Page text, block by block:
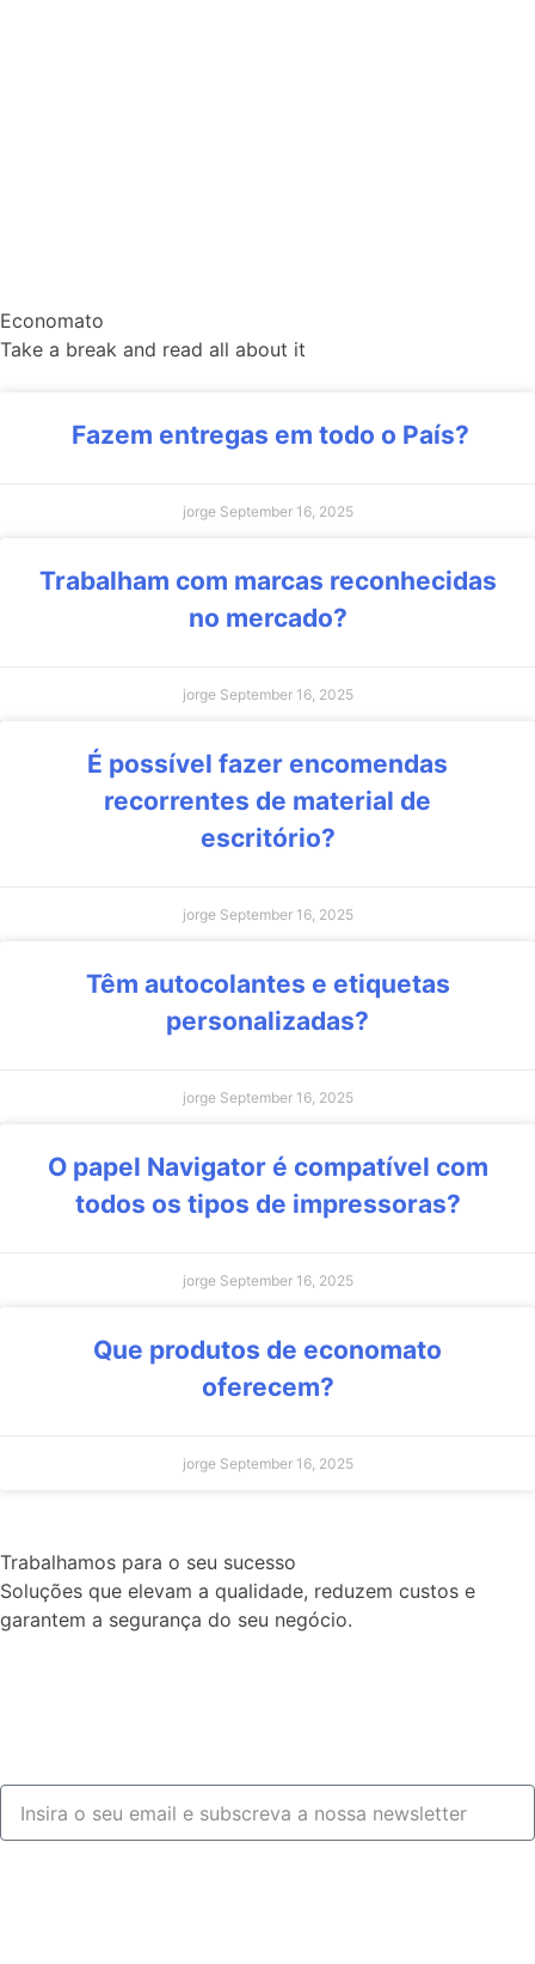
Economato
Take a break and read all about it
Fazem entregas em todo o País?
jorge September 16, 2025
Trabalham com marcas reconhecidas
no mercado?
jorge September 16, 2025
É possível fazer encomendas
recorrentes de material de
escritório?
jorge September 16, 2025
Têm autocolantes e etiquetas
personalizadas?
jorge September 16, 2025
O papel Navigator é compatível com
todos os tipos de impressoras?
jorge September 16, 2025
Que produtos de economato
oferecem?
jorge September 16, 2025
Trabalhamos para o seu sucesso
Soluções que elevam a qualidade, reduzem custos e
garantem a segurança do seu negócio.